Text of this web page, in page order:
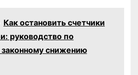
Как остановить счетчики
руководство по
снижению